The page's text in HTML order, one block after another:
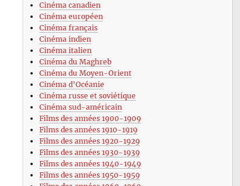
Cinéma canadien
Cinéma européen
Cinéma français
Cinéma indien
Cinéma italien
Cinéma du Maghreb
Cinéma du Moyen-Orient
Cinéma d’Océanie
Cinéma russe et soviétique
Cinéma sud-américain
Films des années 1900-1909
Films des années 1910-1919
Films des années 1920-1929
Films des années 1930-1939
Films des années 1940-1949
Films des années 1950-1959